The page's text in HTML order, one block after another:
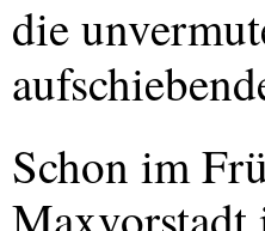
die
Schon im